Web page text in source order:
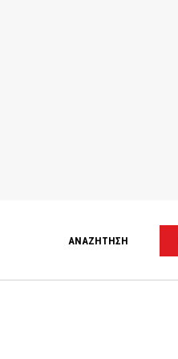
ΑΝΑΖΗΤΗΣΗ